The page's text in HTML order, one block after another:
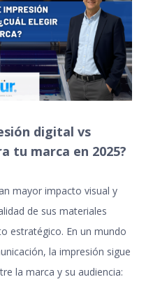
digital vs
tu marca en 2025?
mayor impacto visual y
de sus materiales
estratégico. En un mundo
la impresión sigue
la marca y su audiencia: